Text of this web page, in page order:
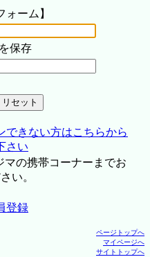
ォーム】
保存
できない方はこちらから
さい
の携帯コーナーまでお
い。
登録
ページトップへ
マイページへ
サイトトップへ